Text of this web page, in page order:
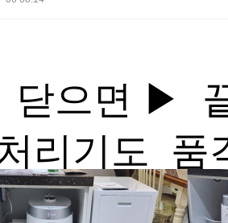
으면 ▶
리기도 품